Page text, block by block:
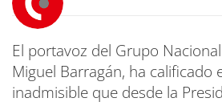
El portavoz del Grupo
Miguel Barragán, ha calificado
inadmisible que desde la